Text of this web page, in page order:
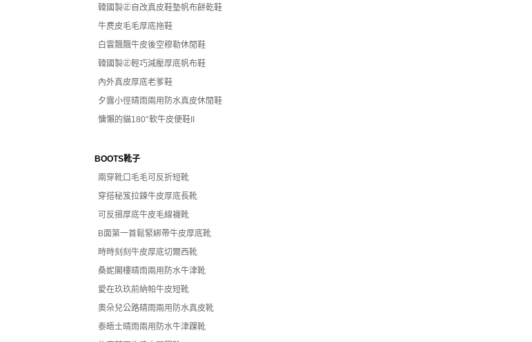
韓國製㊣自改真皮鞋墊帆布餅乾鞋
牛麂皮毛毛厚底拖鞋
白雲飄飄牛皮後空穆勒休閒鞋
韓國製㊣輕巧減壓厚底帆布鞋
內外真皮厚底老爹鞋
夕露小徑晴雨兩用防水真皮休閒鞋
慵懶的貓180°軟牛皮便鞋II
BOOTS靴子
兩穿靴口毛毛可反折短靴
穿搭秘笈拉鍊牛皮厚底長靴
可反摺厚底牛皮毛線襪靴
B面第一首鬆緊綁帶牛皮厚底靴
時時刻刻牛皮厚底切爾西靴
桑妮閣樓晴雨兩用防水牛津靴
愛在玖玖前納帕牛皮短靴
奧朵兒公路晴雨兩用防水真皮靴
泰晤士晴雨兩用防水牛津踝靴